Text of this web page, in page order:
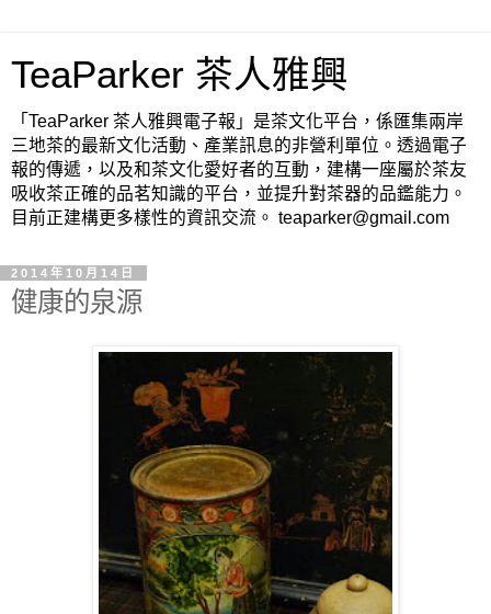
TeaParker 茶人雅興
「TeaParker 茶人雅興電子報」是茶文化平台，係匯集兩岸
三地茶的最新文化活動、產業訊息的非營利單位。透過電子
報的傳遞，以及和茶文化愛好者的互動，建構一座屬於茶友
吸收茶正確的品茗知識的平台，並提升對茶器的品鑑能力。
目前正建構更多樣性的資訊交流。 teaparker@gmail.com
2014年10月14日
健康的泉源